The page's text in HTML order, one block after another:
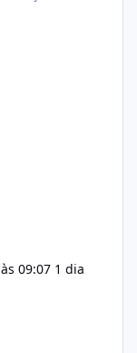
09:07 1 dia